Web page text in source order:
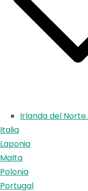
Irlanda del
Italia
Laponia
Malta
Polonia
Portugal